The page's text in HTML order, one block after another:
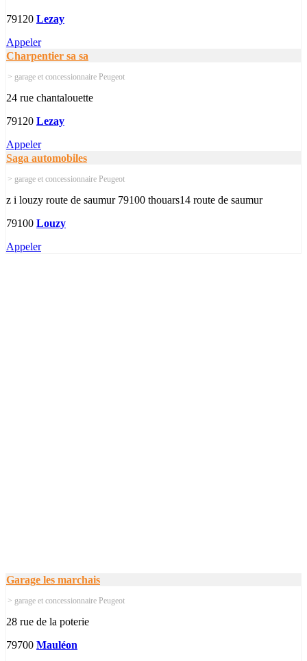
79120 Lezay
Appeler
Charpentier sa sa
> garage et concessionnaire Peugeot
24 rue chantalouette
79120 Lezay
Appeler
Saga automobiles
> garage et concessionnaire Peugeot
z i louzy route de saumur 79100 thouars14 route de saumur
79100 Louzy
Appeler
Garage les marchais
> garage et concessionnaire Peugeot
28 rue de la poterie
79700 Mauléon